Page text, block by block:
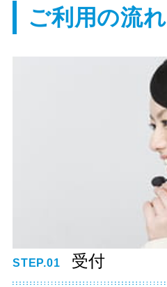
ご利用の流れ
STEP.01 受付